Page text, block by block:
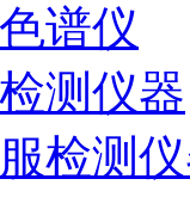
谱仪
测仪器
检测